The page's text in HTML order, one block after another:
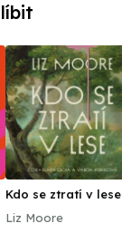
Kdo se ztratí v lese
Liz Moore